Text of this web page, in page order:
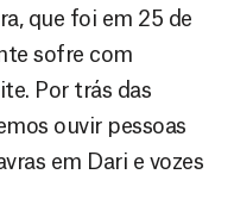
que foi em 25 de
sofre com
Por trás das
ouvir pessoas
em Dari e vozes